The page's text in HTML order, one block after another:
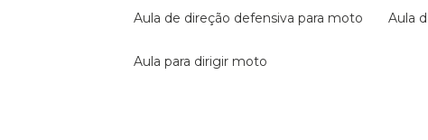
aula de direção defensiva para moto aula
aula para dirigir moto